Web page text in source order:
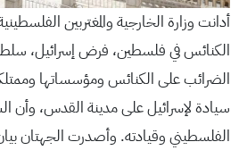
أدانت وزارة الخارجية والمغتربين
الكنائس في فلسطين، فرض إسرائيل،
الضرائب على الكنائس ومؤسساتها
سيادة لإسرائيل على مدينة القدس، وأن
الفلسطيني وقيادته. وأصدرت الجهتان